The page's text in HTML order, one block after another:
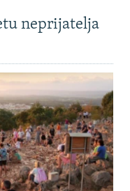
neprijatelja